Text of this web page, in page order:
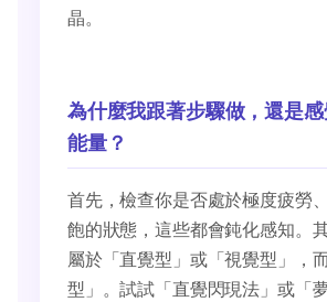
晶。
為什麼我跟著步驟做，還是
能量？
首先，檢查你是否處於極度疲勞
飽的狀態，這些都會鈍化感知。
屬於「直覺型」或「視覺型」，
型」。試試「直覺閃現法」或「